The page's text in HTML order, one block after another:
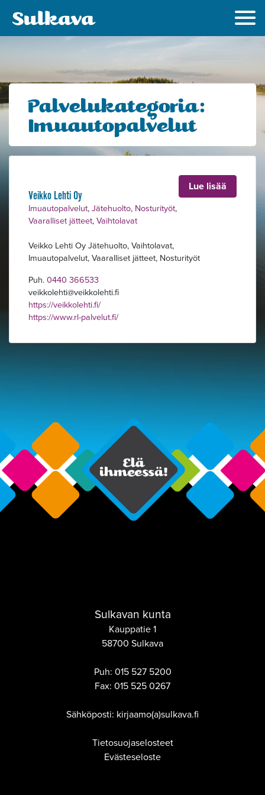
Palvelukategoria:
Imuautopalvelut
Veikko Lehti Oy
Imuautopalvelut,Jätehuolto, Nosturityöt,
Vaaralliset jätteet,Vaihtolavat
Lue lisää
Veikko Lehti Oy Jätehuolto, Vaihtolavat,
Imuautopalvelut, Vaaralliset jätteet, Nosturityöt
Puh.0440 366533
veikkolehti veikkolehti.fi
https://veikkolehti.fi/
https://www.rl-palvelut.fi/
Sulkavan kunta
Kauppatie 1
58700 Sulkava
Puh: 015 527 5200
Fax: 015 525 0267
Sähköposti: kirjaamo(a)sulkava.fi
Tietosuojaselosteet
Evästeseloste
Alavalikko